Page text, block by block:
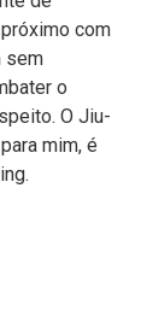
com
sem
o
O Jiu-
mim, é